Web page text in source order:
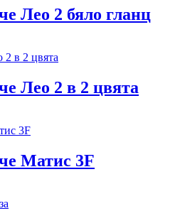
Лео 2 бяло гланц
Лео 2 в 2 цвята
Матис 3F